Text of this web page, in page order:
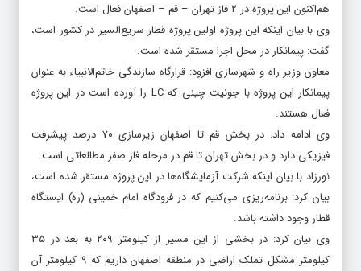
هم‌اکنون این پروژه در ۲ فاز تهران – قم – اصفهان فعال است.
وی با بیان اینکه این پروژه اولین پروژه قطار سریع‌السیر در کشور است،
گفت: پیمانکار در محل اجرا مستقر شده است.
معاون وزیر راه و شهرسازی افزود: قرارگاه سازندگی خاتم‌الانبیاء به عنوان
پیمانکار این پروژه با جونیت چینی که LC را آورده است در این پروژه
فعال هستند.
وی ادامه داد: در بخش قم تا اصفهان زیرسازی ۷۰ درصد پیشرفت
فیزیکی دارد و در بخش تهران تا قم در مرحله فاز صفر مطالعاتی است.
نورزاد با بیان اینکه شرکت آزمایشگاه‌ها در این پروژه مستقر شده است،
بیان کرد: برنامه‌ریزی می‌کنیم که در فرودگاه امام خمینی (ره) ایستگاه
قطار وجود داشته باشد.
وی بیان کرد: در بخشی از این مسیر از کیلومتر ۲۰۹ به بعد در ۳۵
کیلومتر مشکل تملک اراضی در منطقه اصفهان داریم که ۹ کیلومتر آن